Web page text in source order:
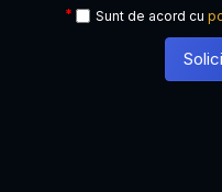
Sunt de acord cu